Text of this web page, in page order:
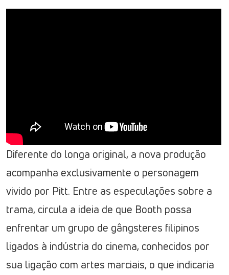
Diferente do longa original, a nova produção
acompanha exclusivamente o personagem
vivido por Pitt. Entre as especulações sobre a
trama, circula a ideia de que Booth possa
enfrentar um grupo de gângsteres filipinos
ligados à indústria do cinema, conhecidos por
sua ligação com artes marciais, o que indicaria